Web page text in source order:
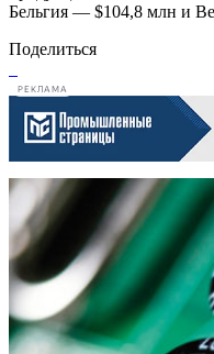
Бельгия — $104,8 млн и
Поделиться
РЕКЛАМА